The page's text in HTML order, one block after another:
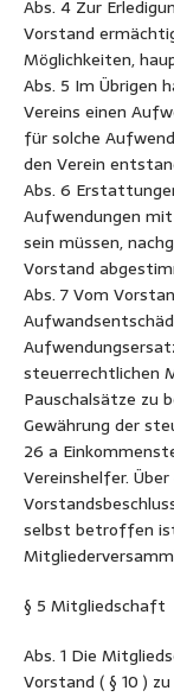
Abs. 4 Zur
Vorstand
Möglichkeiten,
Abs. 5 Im Übrigen
Vereins einen
für solche
den Verein
Abs. 6
Aufwendungen
sein müssen,
Vorstand
Abs. 7 Vom
steuerrechtlichen
Pauschalsätze zu
Gewährung der
26 a
Vereinshelfer.
selbst betroffen
§ 5 Mitgliedschaft
Abs. 1 Die
Vorstand ( § 10 )